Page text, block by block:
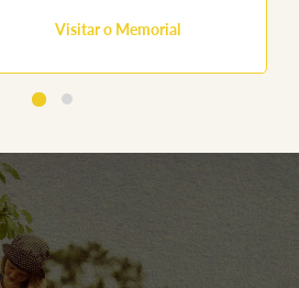
Visitar o Memorial